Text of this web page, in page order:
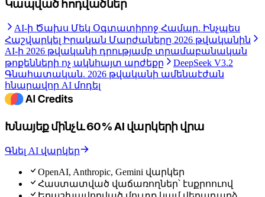
Կապված հոդվածներ
AI-ի Ծախս Մեկ Օգտատիրոջ Համար. Ինչպես
Հաշվարկել Իրական Մարժաները 2026 թվականին
AI-ի 2026 թվականի դրությամբ տրամաբանական
թոքենների ոչ ակնհայտ արժեքը
DeepSeek V3.2
Գնահատական. 2026 թվականի ամենաէժան
հնարավոր AI մոդել
Խնայեք մինչև 60% AI վարկերի վրա
Գնել AI վարկեր
OpenAI, Anthropic, Gemini վարկեր
Հաստատված վաճառողներ՝ էսքրոուով